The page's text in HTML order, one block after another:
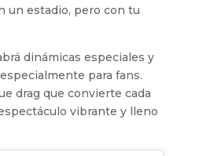
un estadio, pero con tu
dinámicas especiales y
para fans.
drag que convierte cada
vibrante y lleno